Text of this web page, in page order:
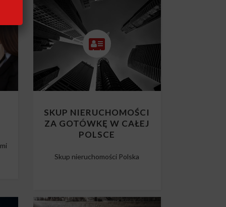
SKUP NIERUCHOMOŚCI
ZA GOTÓWKĘ W CAŁEJ
POLSCE
Skup nieruchomości Polska